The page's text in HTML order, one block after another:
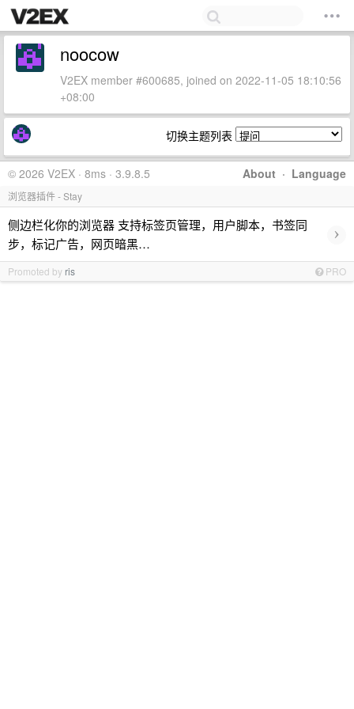
noocow
V2EX member #600685, joined on 2022-11-05 18:10:56
+08:00
切换主题列表
About · Language
© 2026 V2EX · 8ms · 3.9.8.5
浏览器插件 - Stay
侧边栏化你的浏览器 支持标签页管理，用户脚本，书签同
步，标记广告，网页暗黑…
›
Promoted by ris PRO